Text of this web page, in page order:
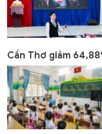
Cần Thơ giảm